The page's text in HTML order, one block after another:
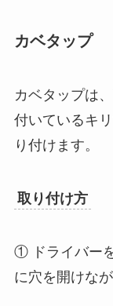
カベタップ
カベタップは
付いているキ
り付けます。
取り付け方
① ドライバー
に穴を開けな